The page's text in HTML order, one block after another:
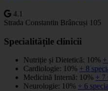
4.1
Strada Constantin Brâncuși 105
Specialitățile clinicii
Nutriție și Dietetică: 10%
Cardiologie: 10% + 8
Medicină Internă: 10% + 7
Neurologie: 10% + 6